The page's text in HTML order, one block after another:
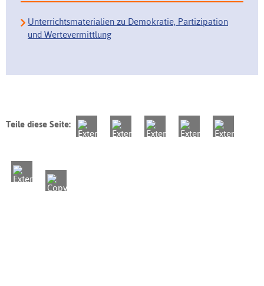
Unterrichtsmaterialien zu Demokratie, Partizipation
und Wertevermittlung
Teile diese Seite: